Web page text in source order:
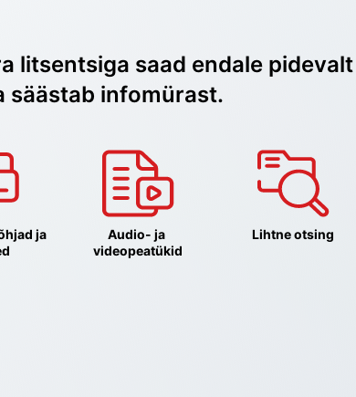
litsentsiga saad endale
säästab infomürast.
ja
Audio- ja
videopeatükid
Lihtne otsing